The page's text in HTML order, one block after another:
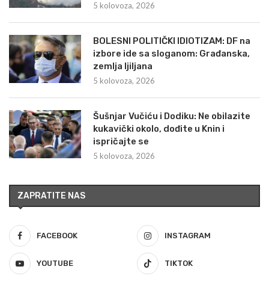
5 kolovoza, 2026
BOLESNI POLITIČKI IDIOTIZAM: DF na
izbore ide sa sloganom: Građanska,
zemlja ljiljana
5 kolovoza, 2026
Šušnjar Vučiću i Dodiku: Ne obilazite
kukavički okolo, dođite u Knin i
ispričajte se
5 kolovoza, 2026
ZAPRATITE NAS
FACEBOOK INSTAGRAM
YOUTUBE TIKTOK